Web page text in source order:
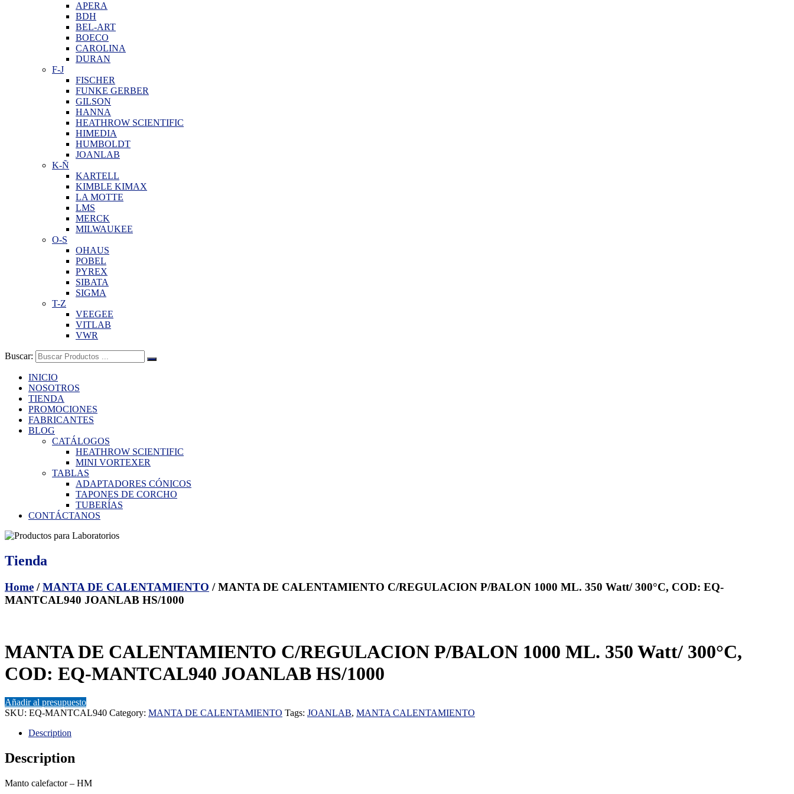
APERA
BDH
BEL-ART
BOECO
CAROLINA
DURAN
F-J
FISCHER
FUNKE GERBER
GILSON
HANNA
HEATHROW SCIENTIFIC
HIMEDIA
HUMBOLDT
JOANLAB
K-Ñ
KARTELL
KIMBLE KIMAX
LA MOTTE
LMS
MERCK
MILWAUKEE
O-S
OHAUS
POBEL
PYREX
SIBATA
SIGMA
T-Z
VEEGEE
VITLAB
VWR
Buscar:
INICIO
NOSOTROS
TIENDA
PROMOCIONES
FABRICANTES
BLOG
CATÁLOGOS
HEATHROW SCIENTIFIC
MINI VORTEXER
TABLAS
ADAPTADORES CÓNICOS
TAPONES DE CORCHO
TUBERÍAS
CONTÁCTANOS
Tienda
Home /MANTA DE CALENTAMIENTO / MANTA DE CALENTAMIENTO C/REGULACION P/BALON 1000 ML. 350 Watt/ 300°C, COD: EQ-
MANTCAL940 JOANLAB HS/1000
MANTA DE CALENTAMIENTO C/REGULACION P/BALON 1000 ML. 350 Watt/ 300°C,
COD: EQ-MANTCAL940 JOANLAB HS/1000
Añadir al presupuesto
SKU: EQ-MANTCAL940 Category: MANTA DE CALENTAMIENTO Tags: JOANLAB, MANTA CALENTAMIENTO
Description
Description
Manto calefactor – HM